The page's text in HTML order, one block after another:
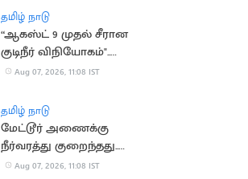
செல்ல தடை
தமிழ் நாடு
“ஆகஸ்ட் 9 முதல் சீரான
குடிநீர் விநியோகம்"..
தூத்துக்குடி மேயர் உறுதி
Aug 07, 2026, 11:08 IST
தமிழ் நாடு
மேட்டூர் அணைக்கு
நீர்வரத்து குறைந்தது..
13,674 கன அடியாக சரிவு
Aug 07, 2026, 11:08 IST